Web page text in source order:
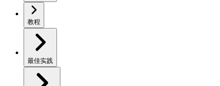
教程
最佳实践